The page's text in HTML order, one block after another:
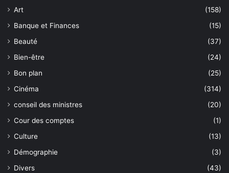
Art
(158)
Banque et Finances
(15)
Beauté
(37)
Bien-être
(24)
Bon plan
(25)
Cinéma
(314)
conseil des ministres
(20)
Cour des comptes
(1)
Culture
(13)
Démographie
(3)
Divers
(43)